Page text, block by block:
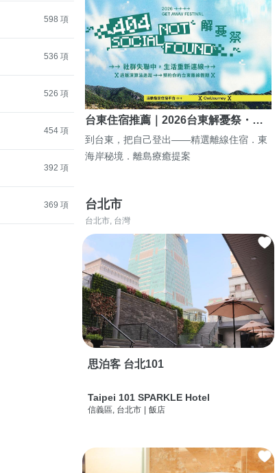
598 項
536 項
526 項
454 項
392 項
369 項
台東住宿推薦｜2026台東解憂祭・…
到台東，把自己登出——精選離線住宿．東
海岸秘境．離島療癒提案
台北市
台北市, 台灣
思泊客 台北101
Taipei 101 SPARKLE Hotel
信義區, 台北市 飯店